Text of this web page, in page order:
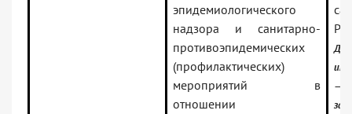
эпидемиологического
надзора и санитарно-
противоэпидемических
(профилактических)
мероприятий в
отношении
РФ
—